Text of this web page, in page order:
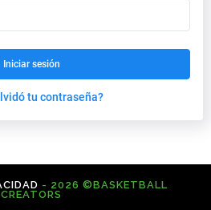
Iniciar sesión
tu contraseña?
- 2026 ©BASKETBALL
CREATORS